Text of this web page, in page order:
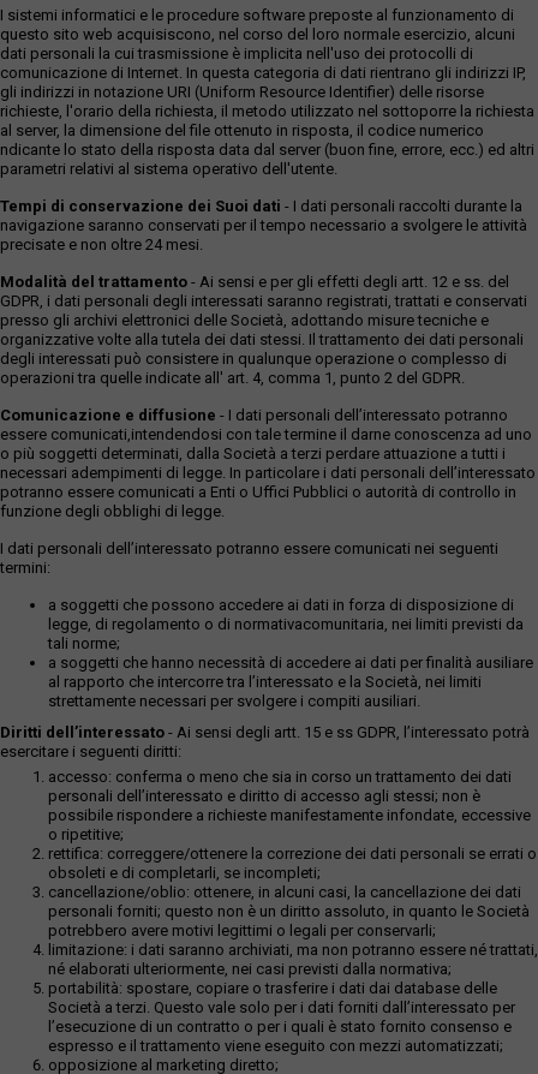
I sistemi informatici e le procedure software preposte al funzionamento di
questo sito web acquisiscono, nel corso del loro normale esercizio, alcuni
dati personali la cui trasmissione è implicita nell'uso dei protocolli di
comunicazione di Internet. In questa categoria di dati rientrano gli indirizzi IP,
gli indirizzi in notazione URI (Uniform Resource Identifier) delle risorse
richieste, l'orario della richiesta, il metodo utilizzato nel sottoporre la richiesta
al server, la dimensione del file ottenuto in risposta, il codice numerico
ndicante lo stato della risposta data dal server (buon fine, errore, ecc.) ed altri
parametri relativi al sistema operativo dell'utente.
Tempi di conservazione dei Suoi dati - I dati personali raccolti durante la
navigazione saranno conservati per il tempo necessario a svolgere le attività
precisate e non oltre 24 mesi.
Modalità del trattamento - Ai sensi e per gli effetti degli artt. 12 e ss. del
GDPR, i dati personali degli interessati saranno registrati, trattati e conservati
presso gli archivi elettronici delle Società, adottando misure tecniche e
organizzative volte alla tutela dei dati stessi. Il trattamento dei dati personali
degli interessati può consistere in qualunque operazione o complesso di
operazioni tra quelle indicate all' art. 4, comma 1, punto 2 del GDPR.
Comunicazione e diffusione - I dati personali dell’interessato potranno
essere comunicati,intendendosi con tale termine il darne conoscenza ad uno
o più soggetti determinati, dalla Società a terzi perdare attuazione a tutti i
necessari adempimenti di legge. In particolare i dati personali dell’interessato
potranno essere comunicati a Enti o Uffici Pubblici o autorità di controllo in
funzione degli obblighi di legge.
I dati personali dell’interessato potranno essere comunicati nei seguenti
termini:
a soggetti che possono accedere ai dati in forza di disposizione di
legge, di regolamento o di normativacomunitaria, nei limiti previsti da
tali norme;
a soggetti che hanno necessità di accedere ai dati per finalità ausiliare
al rapporto che intercorre tra l’interessato e la Società, nei limiti
strettamente necessari per svolgere i compiti ausiliari.
Diritti dell’interessato - Ai sensi degli artt. 15 e ss GDPR, l’interessato potrà
esercitare i seguenti diritti:
accesso: conferma o meno che sia in corso un trattamento dei dati
personali dell’interessato e diritto di accesso agli stessi; non è
possibile rispondere a richieste manifestamente infondate, eccessive
o ripetitive;
rettifica: correggere/ottenere la correzione dei dati personali se errati o
obsoleti e di completarli, se incompleti;
cancellazione/oblio: ottenere, in alcuni casi, la cancellazione dei dati
personali forniti; questo non è un diritto assoluto, in quanto le Società
potrebbero avere motivi legittimi o legali per conservarli;
limitazione: i dati saranno archiviati, ma non potranno essere né trattati,
né elaborati ulteriormente, nei casi previsti dalla normativa;
portabilità: spostare, copiare o trasferire i dati dai database delle
Società a terzi. Questo vale solo per i dati forniti dall’interessato per
l’esecuzione di un contratto o per i quali è stato fornito consenso e
espresso e il trattamento viene eseguito con mezzi automatizzati;
opposizione al marketing diretto;